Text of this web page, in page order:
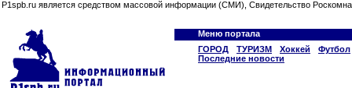
P1spb.ru является средством массовой информации (СМИ), Свидетельство
Меню портала
ГОРОД
ТУРИЗМ Хоккей
Футбол
Последние новости